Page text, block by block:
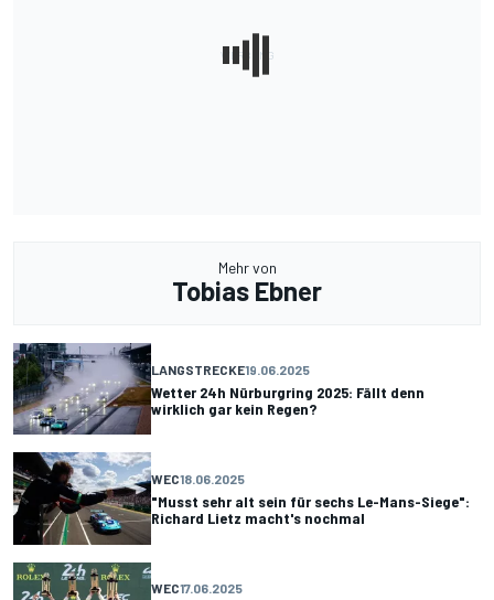
Mehr von
Tobias Ebner
LANGSTRECKE19.06.2025
Wetter 24h Nürburgring 2025: Fällt denn
wirklich gar kein Regen?
WEC18.06.2025
"Musst sehr alt sein für sechs Le-Mans-Siege":
Richard Lietz macht's nochmal
WEC17.06.2025